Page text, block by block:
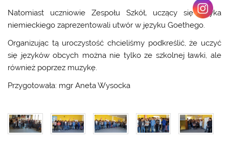
Natomiast uczniowie Zespołu Szkół‚ uczący się języka
niemieckiego zaprezentowali utwór w języku Goethego.
Organizując tą uroczystość chcieliśmy podkreślić, że uczyć
się języków obcych można nie tylko ze szkolnej ławki, ale
również poprzez muzykę.
Przygotowała: mgr Aneta Wysocka